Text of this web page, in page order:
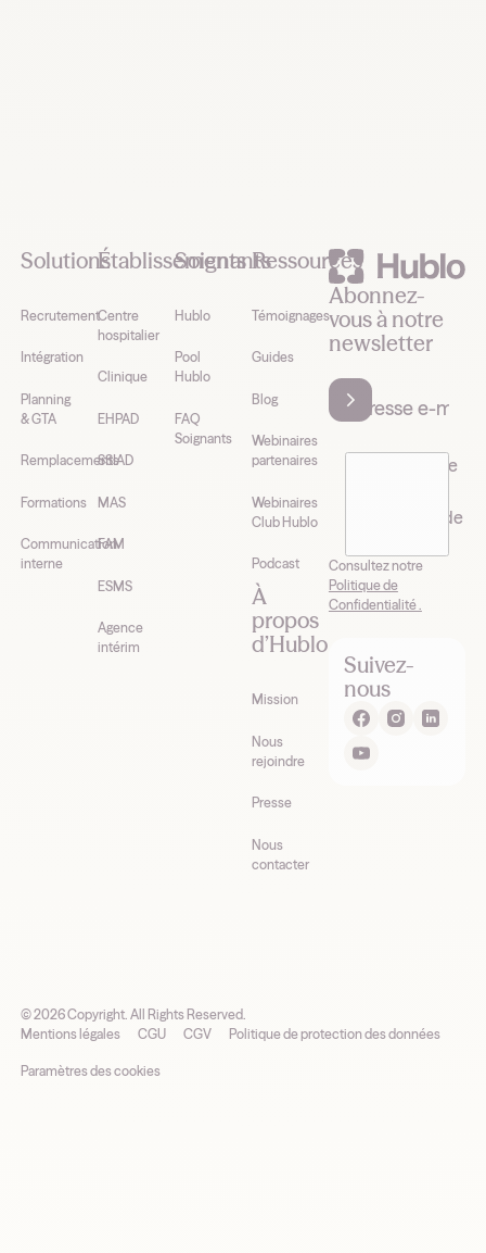
Solutions
Recrutement
Intégration
Planning
& GTA
Remplacements
Formations
Communication
interne
Établissements
Centre
hospitalier
Clinique
EHPAD
SSIAD
MAS
FAM
ESMS
Agence
intérim
Soignants
Hublo
Pool
Hublo
FAQ
Soignants
Ressources
Témoignages
Guides
Blog
Webinaires
partenaires
Webinaires
Club Hublo
Podcast
À
propos
d’Hublo
Mission
Nous
rejoindre
Presse
Nous
contacter
Abonnez-
vous à notre
newsletter
J’accepte de
newsletter de
Consultez notre
Politique de
Confidentialité .
Suivez-
nous
©2026Copyright. All Rights Reserved.
Mentions légales
CGU CGV Politique de protection des données
Paramètres des cookies